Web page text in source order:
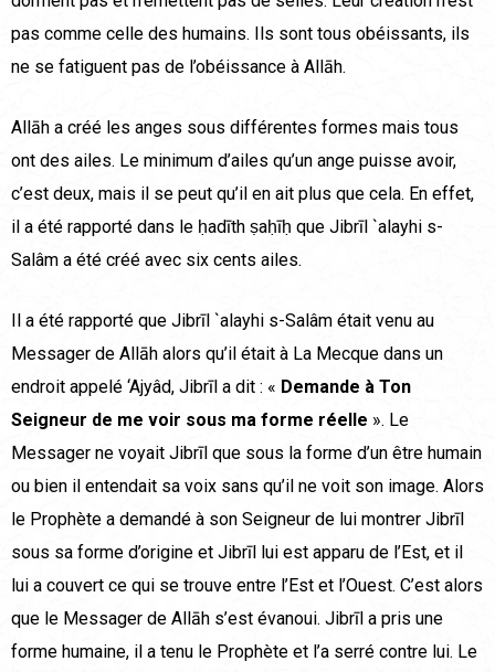
pas comme celle des humains. Ils sont tous obéissants, ils
ne se fatiguent pas de l’obéissance à Allāh.
Allāh a créé les anges sous différentes formes mais tous
ont des ailes. Le minimum d’ailes qu’un ange puisse avoir,
c’est deux, mais il se peut qu’il en ait plus que cela. En effet,
il a été rapporté dans le ḥadīth ṣaḥīḥ que Jibrīl `alayhi s-
Salâm a été créé avec six cents ailes.
Il a été rapporté que Jibrīl `alayhi s-Salâm était venu au
Messager de Allāh alors qu’il était à La Mecque dans un
endroit appelé ‘Ajyâd, Jibrīl a dit : « Demande à Ton
Seigneur de me voir sous ma forme réelle ». Le
Messager ne voyait Jibrīl que sous la forme d’un être humain
ou bien il entendait sa voix sans qu’il ne voit son image. Alors
le Prophète a demandé à son Seigneur de lui montrer Jibrīl
sous sa forme d’origine et Jibrīl lui est apparu de l’Est, et il
lui a couvert ce qui se trouve entre l’Est et l’Ouest. C’est alors
que le Messager de Allāh s’est évanoui. Jibrīl a pris une
forme humaine, il a tenu le Prophète et l’a serré contre lui. Le